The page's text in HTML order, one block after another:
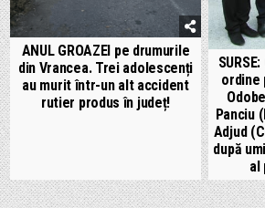
ANUL GROAZEI pe drumurile
din Vrancea. Trei adolescenți
au murit într-un alt accident
rutier produs în județ!
ordine
Panciu
Adjud
după
al